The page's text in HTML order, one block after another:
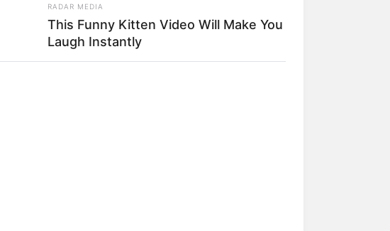
RADAR MEDIA
This Funny Kitten Video Will Make You
Laugh Instantly